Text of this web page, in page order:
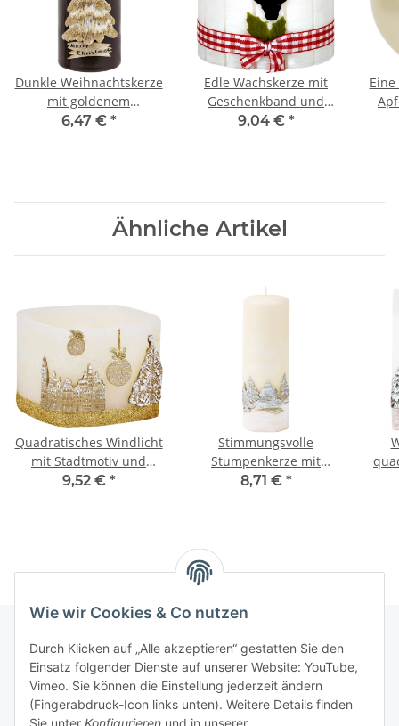
Wie wir Cookies & Co nutzen
Durch Klicken auf „Alle akzeptieren“ gestatten Sie den
Einsatz folgender Dienste auf unserer Website: YouTube,
Vimeo. Sie können die Einstellung jederzeit ändern
(Fingerabdruck-Icon links unten). Weitere Details finden
Dunkle Weihnachtskerze
mit goldenem
Weihnachtsbaum aus
6,47 € *
Edle Wachskerze mit
Geschenkband und
Rentierkopf
9,04 € *
Ähnliche Artikel
Quadratisches Windlicht
mit Stadtmotiv und
Teelichthalter
9,52 € *
Stimmungsvolle
Stumpenkerze mit
Tannenmotiv, 7x20 cm
8,71 € *
Informationen
Gesetzliche Informationen